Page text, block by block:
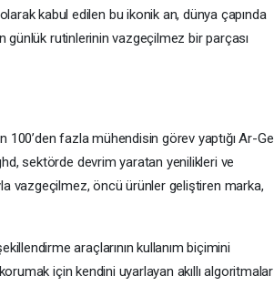
kabul edilen bu ikonik an, dünya çapında
günlük rutinlerinin vazgeçilmez bir parçası
100’den fazla mühendisin görev yaptığı Ar-Ge
sektörde devrim yaratan yenilikleri ve
vazgeçilmez, öncü ürünler geliştiren marka,
araçlarının kullanım biçimini
için kendini uyarlayan akıllı algoritmalar